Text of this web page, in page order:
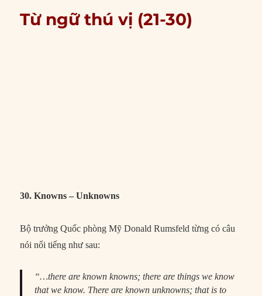
Từ ngữ thú vị (21-30)
30. Knowns – Unknowns
Bộ trưởng Quốc phòng Mỹ Donald Rumsfeld từng có câu
nói nổi tiếng như sau:
“…there are known knowns; there are things we know
that we know. There are known unknowns; that is to